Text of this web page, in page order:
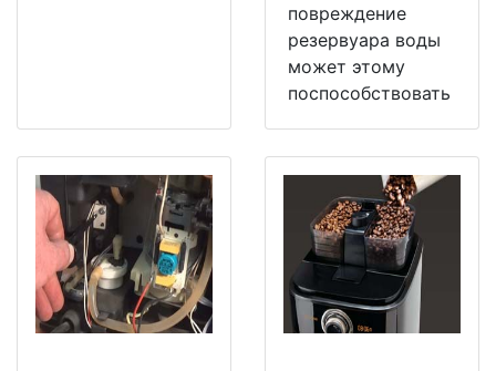
повреждение
резервуара воды
может этому
поспособствовать